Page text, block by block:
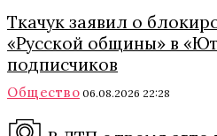
Ткачук заявил о
«Русской общины» в
подписчиков
Общество 06.08.2026 22:28